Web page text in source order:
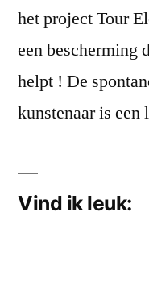
het project Tour
een bescherming
helpt ! De
kunstenaar is een
Vind ik leuk: